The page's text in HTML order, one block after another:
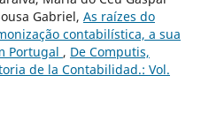
Gabriel, As raízes do
contabilística, a sua
Portugal , De Computis,
de la Contabilidad.: Vol.